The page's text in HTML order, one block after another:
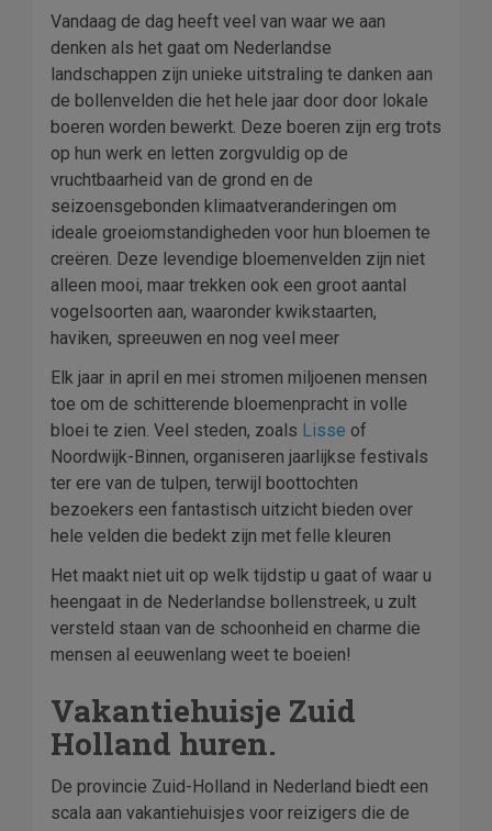
Vandaag de dag heeft veel van waar we aan
denken als het gaat om Nederlandse
landschappen zijn unieke uitstraling te danken aan
de bollenvelden die het hele jaar door door lokale
boeren worden bewerkt. Deze boeren zijn erg trots
op hun werk en letten zorgvuldig op de
vruchtbaarheid van de grond en de
seizoensgebonden klimaatveranderingen om
ideale groeiomstandigheden voor hun bloemen te
creëren. Deze levendige bloemenvelden zijn niet
alleen mooi, maar trekken ook een groot aantal
vogelsoorten aan, waaronder kwikstaarten,
haviken, spreeuwen en nog veel meer
Elk jaar in april en mei stromen miljoenen mensen
toe om de schitterende bloemenpracht in volle
bloei te zien. Veel steden, zoals Lisse of
Noordwijk-Binnen, organiseren jaarlijkse festivals
ter ere van de tulpen, terwijl boottochten
bezoekers een fantastisch uitzicht bieden over
hele velden die bedekt zijn met felle kleuren
Het maakt niet uit op welk tijdstip u gaat of waar u
heengaat in de Nederlandse bollenstreek, u zult
versteld staan van de schoonheid en charme die
mensen al eeuwenlang weet te boeien!
Vakantiehuisje Zuid
Holland huren.
De provincie Zuid-Holland in Nederland biedt een
scala aan vakantiehuisjes voor reizigers die de